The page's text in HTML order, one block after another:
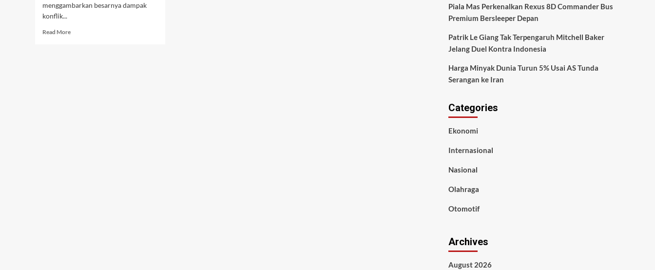
menggambarkan besarnya dampak
konflik...
Read MoreRead
Piala Mas Perkenalkan Rexus 8D Commander Bus
Premium Bersleeper Depan
Patrik Le Giang Tak Terpengaruh Mitchell Baker
Jelang Duel Kontra Indonesia
Harga Minyak Dunia Turun 5% Usai AS Tunda
Serangan ke Iran
Categories
Ekonomi
Internasional
Nasional
Olahraga
Otomotif
Archives
August 2026